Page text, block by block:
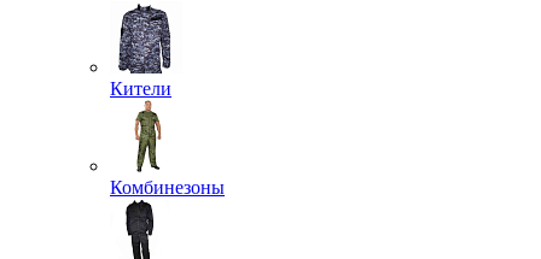
Кители
Комбинезоны